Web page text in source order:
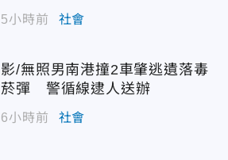
5小時前 社會
影/無照男南港撞2車肇逃遺落毒
菸彈 警循線逮人送辦
6小時前 社會